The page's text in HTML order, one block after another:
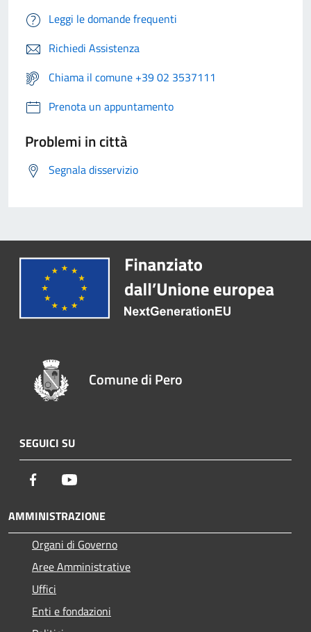
Leggi le domande frequenti
Richiedi Assistenza
Chiama il comune +39 02 3537111
Prenota un appuntamento
Problemi in città
Segnala disservizio
Comune di Pero
SEGUICI SU
Facebook
AMMINISTRAZIONE
Organi di Governo
Aree Amministrative
Uffici
Enti e fondazioni